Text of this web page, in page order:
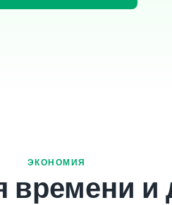
ЭКОНОМИЯ
времени и